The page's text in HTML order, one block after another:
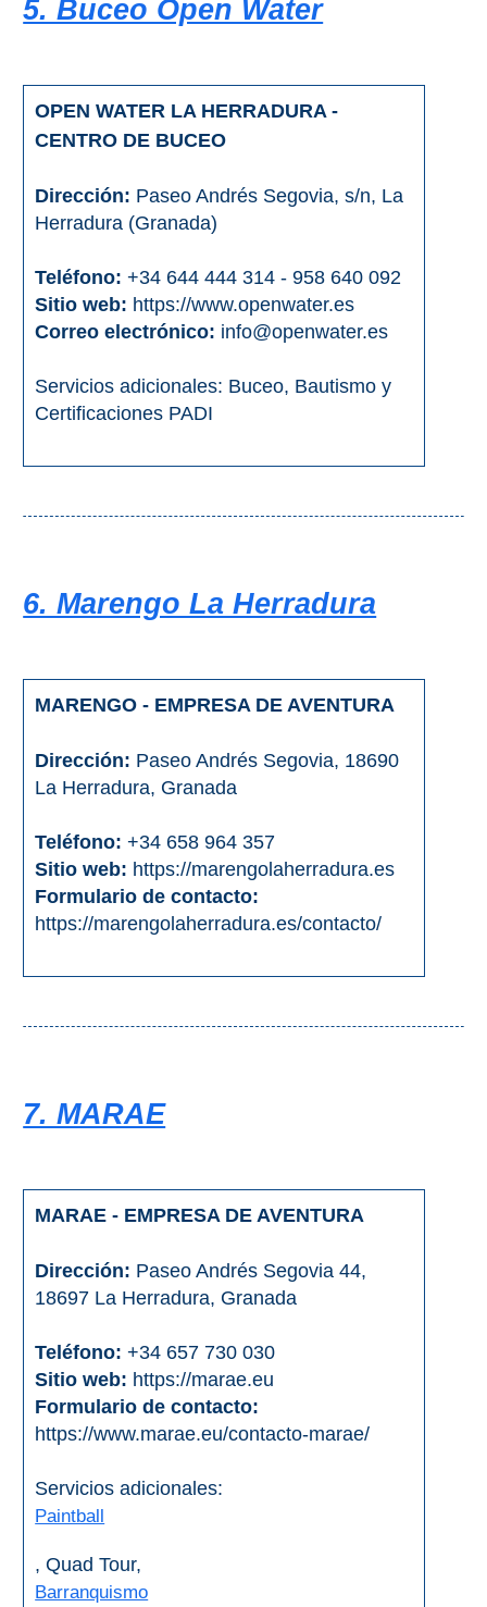
5. Buceo Open Water
OPEN WATER LA HERRADURA -
CENTRO DE BUCEO
Dirección: Paseo Andrés Segovia, s/n, La
Herradura (Granada)
Teléfono: +34 644 444 314 - 958 640 092
Sitio web: https://www.openwater.es
Correo electrónico: info@openwater.es
Servicios adicionales: Buceo, Bautismo y
Certificaciones PADI
6. Marengo La Herradura
MARENGO - EMPRESA DE AVENTURA
Dirección: Paseo Andrés Segovia, 18690
La Herradura, Granada
Teléfono: +34 658 964 357
Sitio web: https://marengolaherradura.es
Formulario de contacto:
https://marengolaherradura.es/contacto/
7. MARAE
MARAE - EMPRESA DE AVENTURA
Dirección: Paseo Andrés Segovia 44,
18697 La Herradura, Granada
Teléfono: +34 657 730 030
Sitio web: https://marae.eu
Formulario de contacto:
https://www.marae.eu/contacto-marae/
Servicios adicionales:
Paintball
, Quad Tour,
Barranquismo